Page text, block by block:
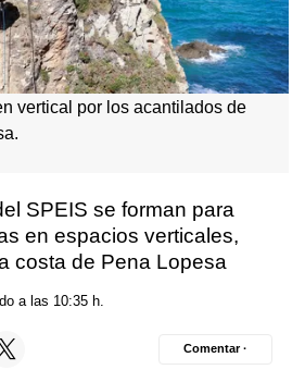
vertical por los acantilados de
SPEIS se forman para
en espacios verticales,
costa de Pena Lopesa
a las 10:35 h.
Comentar ·